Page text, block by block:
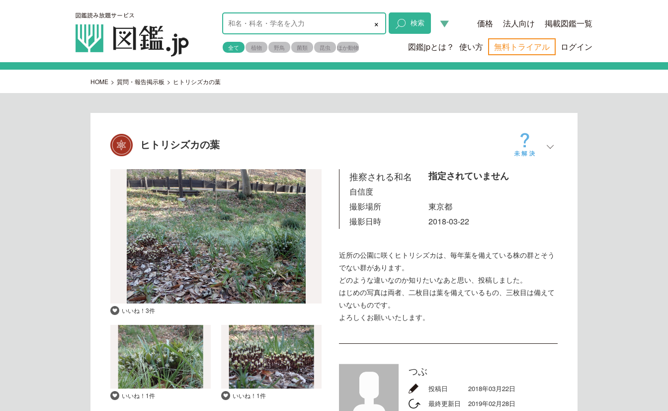
× 検索
全て 植物 野鳥 菌類 昆虫 ほか動物
価格 法人向け 掲載図鑑一覧
図鑑jpとは？ 使い方 無料トライアル ログイン
HOME > 質問・報告掲示板 > ヒトリシズカの葉
ヒトリシズカの葉
いいね！ 3件
いいね！ 1件 いいね！ 1件
推察される和名 指定されていません
自信度
撮影場所
東京都
撮影日時
2018-03-22
近所の公園に咲くヒトリシズカは、毎年葉を備えている株の群とそう
でない群があります。
どのような違いなのか知りたいなあと思い、投稿しました。
はじめの写真は両者、二枚目は葉を備えているもの、三枚目は備えて
いないものです。
よろしくお願いいたします。
つぶ
投稿日
2018年03月22日
最終更新日
2019年02月28日